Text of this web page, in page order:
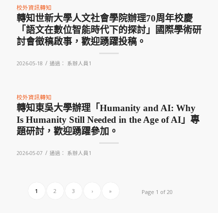
校外資訊轉知
轉知世新大學人文社會學院辦理70周年校慶
「語文在數位智能時代下的探討」國際學術研
討會徵稿啟事，歡迎踴躍投稿。
2026-05-18 / 通過： 系辦人員1
校外資訊轉知
轉知東吳大學辦理「Humanity and AI: Why
Is Humanity Still Needed in the Age of AI」專
題研討，歡迎踴躍參加。
2026-05-07 / 通過： 系辦人員1
Page 1 of 20
1 2 3 › »